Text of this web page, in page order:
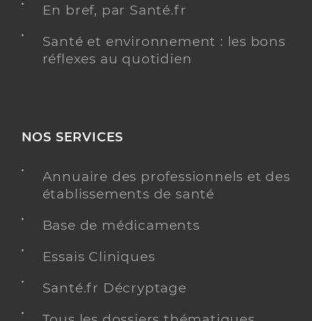
En bref, par Santé.fr
Santé et environnement : les bons
réflexes au quotidien
NOS SERVICES
Annuaire des professionnels et des
établissements de santé
Base de médicaments
Essais Cliniques
Santé.fr Décryptage